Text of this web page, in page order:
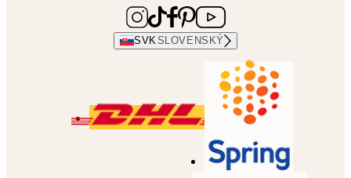
SVKSLOVENSKÝ